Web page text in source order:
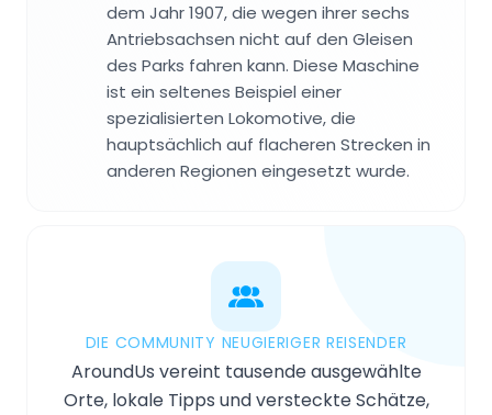
dem Jahr 1907, die wegen ihrer sechs
Antriebsachsen nicht auf den Gleisen
des Parks fahren kann. Diese Maschine
ist ein seltenes Beispiel einer
spezialisierten Lokomotive, die
hauptsächlich auf flacheren Strecken in
anderen Regionen eingesetzt wurde.
DIE COMMUNITY NEUGIERIGER REISENDER
AroundUs vereint tausende ausgewählte
Orte, lokale Tipps und versteckte Schätze,